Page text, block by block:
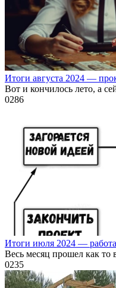
Итоги августа 2024 —
Вот и кончилось лето, а
0286
Итоги июля 2024 — работа
Весь месяц прошел как то
0235